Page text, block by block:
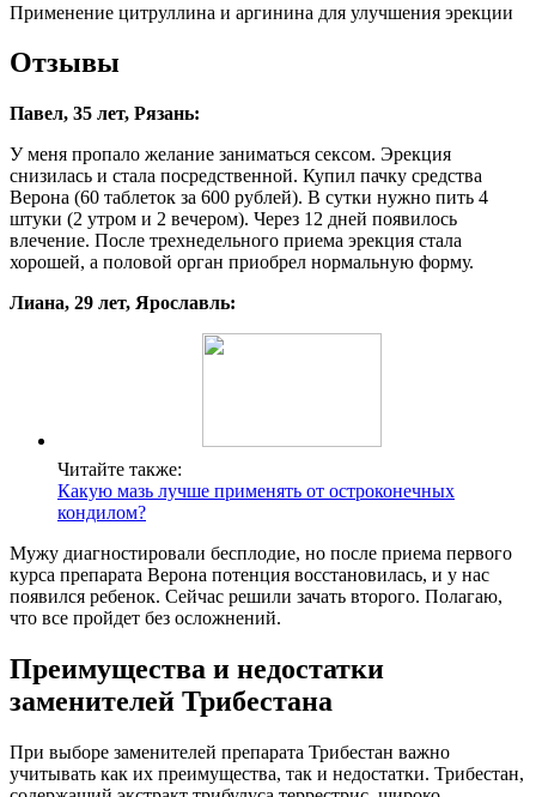
Применение цитруллина и аргинина для улучшения эрекции
Отзывы
Павел, 35 лет, Рязань:
У меня пропало желание заниматься сексом. Эрекция
снизилась и стала посредственной. Купил пачку средства
Верона (60 таблеток за 600 рублей). В сутки нужно пить 4
штуки (2 утром и 2 вечером). Через 12 дней появилось
влечение. После трехнедельного приема эрекция стала
хорошей, а половой орган приобрел нормальную форму.
Лиана, 29 лет, Ярославль:
Читайте также:
Какую мазь лучше применять от остроконечных
кондилом?
Мужу диагностировали бесплодие, но после приема первого
курса препарата Верона потенция восстановилась, и у нас
появился ребенок. Сейчас решили зачать второго. Полагаю,
что все пройдет без осложнений.
Преимущества и недостатки
заменителей Трибестана
При выборе заменителей препарата Трибестан важно
учитывать как их преимущества, так и недостатки. Трибестан,